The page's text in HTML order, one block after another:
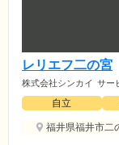
レリエフ二の宮
株式会社シンカイ サー
自立
福井県福井市二